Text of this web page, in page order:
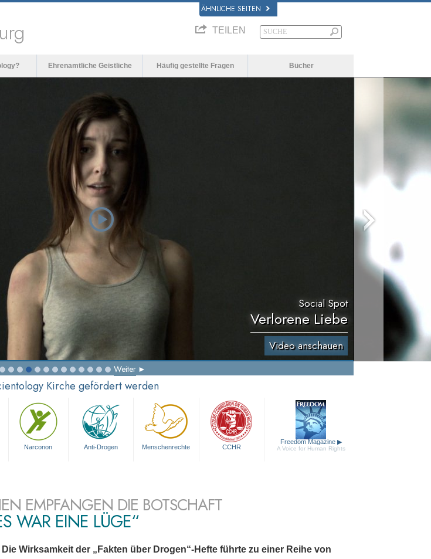
ÄHNLICHE SEITEN
TEILEN
Ehrenamtliche Geistliche Häufig gestellte Fragen Bücher
Social Spot
Verlorene Liebe
Video anschauen
Weiter
Kirche gefördert werden
Narconon Anti-Drogen Menschenrechte CCHR
Freedom Magazine ▶
A Voice for Human Rights
EMPFANGEN DIE BOTSCHAFT
WAR EINE LÜGE“
Die Wirksamkeit der „Fakten über Drogen“-Hefte führte zu einer Reihe von